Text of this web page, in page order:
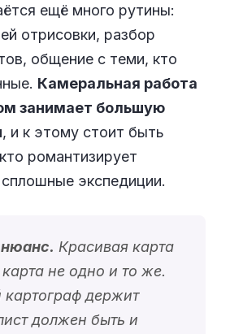
ещё много рутины:
отрисовки, разбор
общение с теми, кто
Камеральная работа
занимает большую
, и к этому стоит быть
романтизирует
экспедиции.
Красивая карта
не одно и то же.
держит
должен быть и